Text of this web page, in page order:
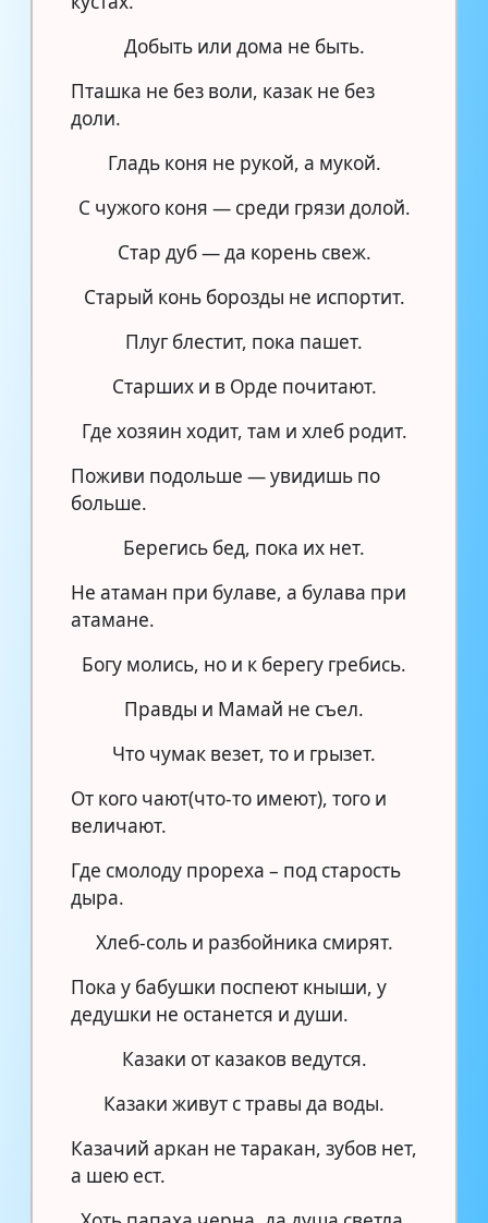
Добыть или дома не быть.
Пташка не без воли, казак не без
доли.
Гладь коня не рукой, а мукой.
С чужого коня — среди грязи долой.
Стар дуб — да корень свеж.
Старый конь борозды не испортит.
Плуг блестит, пока пашет.
Старших и в Орде почитают.
Где хозяин ходит, там и хлеб родит.
Поживи подольше — увидишь по
больше.
Берегись бед, пока их нет.
Не атаман при булаве, а булава при
атамане.
Богу молись, но и к берегу гребись.
Правды и Мамай не съел.
Что чумак везет, то и грызет.
От кого чают(что-то имеют), того и
величают.
Где смолоду прореха – под старость
дыра.
Хлеб-соль и разбойника смирят.
Пока у бабушки поспеют кныши, у
дедушки не останется и души.
Казаки от казаков ведутся.
Казаки живут с травы да воды.
Казачий аркан не таракан, зубов нет,
а шею ест.